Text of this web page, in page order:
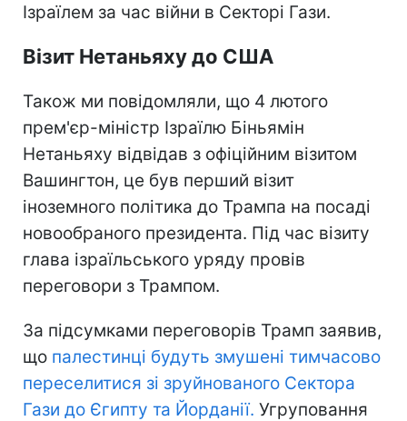
Ізраїлем за час війни в Секторі Гази.
Візит Нетаньяху до США
Також ми повідомляли, що 4 лютого
прем'єр-міністр Ізраїлю Біньямін
Нетаньяху відвідав з офіційним візитом
Вашингтон, це був перший візит
іноземного політика до Трампа на посаді
новообраного президента. Під час візиту
глава ізраїльського уряду провів
переговори з Трампом.
За підсумками переговорів Трамп заявив,
що палестинці будуть змушені тимчасово
переселитися зі зруйнованого Сектора
Гази до Єгипту та Йорданії. Угруповання